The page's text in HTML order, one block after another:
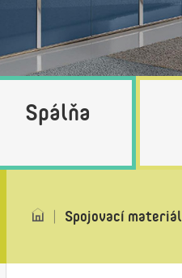
Spálňa
Spojovací materiál